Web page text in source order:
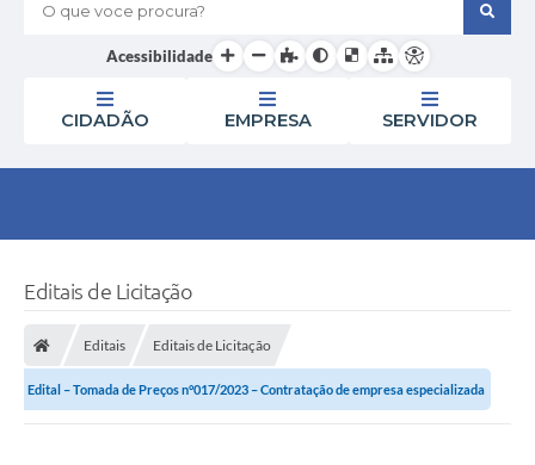
O que voce procura?
Acessibilidade
CIDADÃO EMPRESA SERVIDOR
Editais de Licitação
Editais Editais de Licitação
Edital – Tomada de Preços n°017/2023 – Contratação de empresa especializada